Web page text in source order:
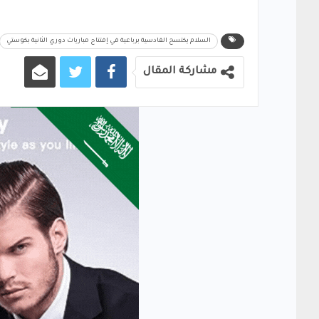
السلام يكتسح القادسية برباعية في إفتتاح مباريات دوري الثانية بكوستي
مشاركة المقال